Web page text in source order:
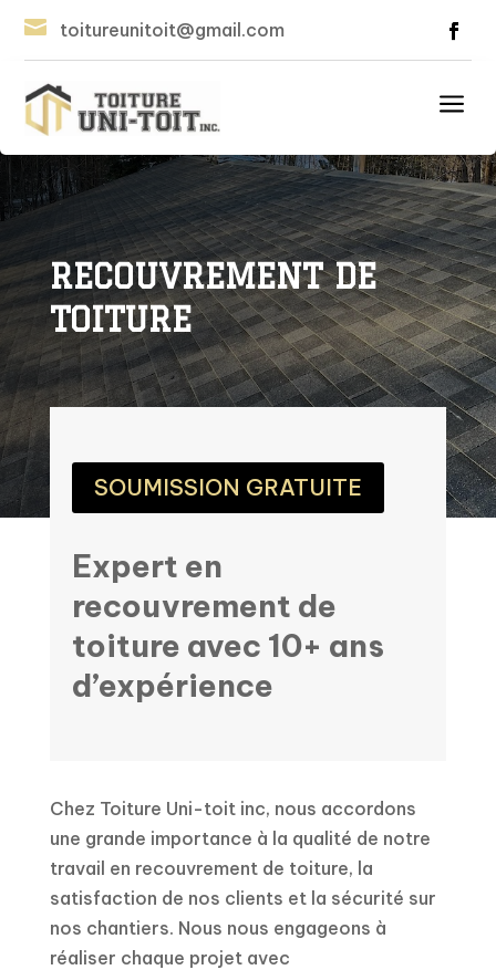
 toitureunitoit@gmail.com
a
RECOUVREMENT DE
TOITURE
SOUMISSION GRATUITE
Expert en
recouvrement de
toiture avec 10+ ans
d’expérience
Chez Toiture Uni-toit inc, nous accordons
une grande importance à la qualité de notre
travail en recouvrement de toiture, la
satisfaction de nos clients et la sécurité sur
nos chantiers. Nous nous engageons à
réaliser chaque projet avec